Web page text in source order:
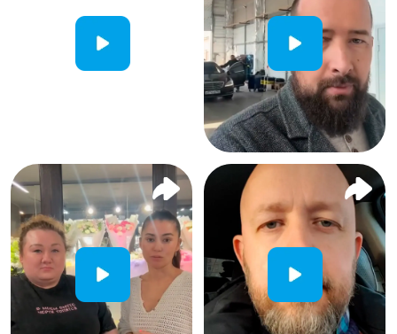
Сальваре на карте Уфы — Яндекс Карты